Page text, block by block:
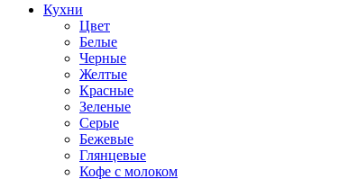
Кухни
Цвет
Белые
Черные
Желтые
Красные
Зеленые
Серые
Бежевые
Глянцевые
Кофе с молоком